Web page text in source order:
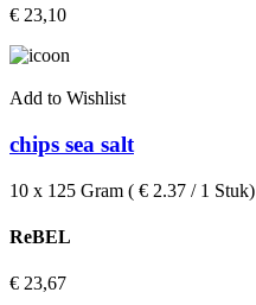
€ 23,10
Add to Wishlist
chips sea salt
10 x 125 Gram ( € 2.37 / 1 Stuk)
ReBEL
€ 23,67